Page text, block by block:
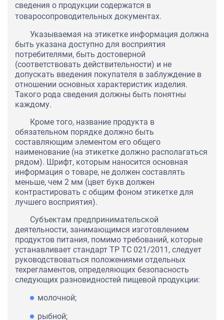
сведения о продукции содержатся в
товаросопроводительных документах.
Указываемая на этикетке информация должна
быть указана доступно для восприятия
потребителями, быть достоверной
(соответствовать действительности) и не
допускать введения покупателя в заблуждение в
отношении основных характеристик изделия.
Такого рода сведения должны быть понятны
каждому.
Кроме того, название продукта в
обязательном порядке должно быть
составляющим элементом его общего
наименование (на этикетке должно располагаться
рядом). Шрифт, которым наносится основная
информация о товаре, не должен составлять
меньше, чем 2 мм (цвет букв должен
контрастировать с общим фоном этикетке для
лучшего восприятия).
Субъектам предпринимательской
деятельности, занимающимся изготовлением
продуктов питания, помимо требований, которые
устанавливает стандарт ТР ТС 021/2011, следует
руководствоваться положениями отдельных
техрегламентов, определяющих безопасность
следующих разновидностей пищевой продукции:
молочной;
рыбной;